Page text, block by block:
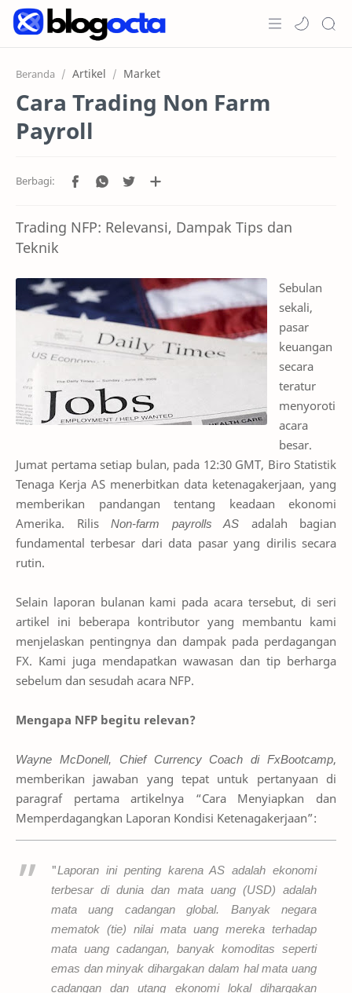
Post
Beranda Artikel Market
Cara Trading Non Farm
Payroll
Trading NFP: Relevansi, Dampak Tips dan
Teknik
Sebulan
sekali,
pasar
keuangan
secara
teratur
menyoroti
acara
besar.
Jumat pertama setiap bulan, pada 12:30 GMT, Biro Statistik
Tenaga Kerja AS menerbitkan data ketenagakerjaan, yang
memberikan pandangan tentang keadaan ekonomi
Amerika. Rilis Non-farm payrolls AS adalah bagian
fundamental terbesar dari data pasar yang dirilis secara
rutin.
Selain laporan bulanan kami pada acara tersebut, di seri
artikel ini beberapa kontributor yang membantu kami
menjelaskan pentingnya dan dampak pada perdagangan
FX. Kami juga mendapatkan wawasan dan tip berharga
sebelum dan sesudah acara NFP.
Mengapa NFP begitu relevan?
Wayne McDonell, Chief Currency Coach di FxBootcamp,
memberikan jawaban yang tepat untuk pertanyaan di
paragraf pertama artikelnya “Cara Menyiapkan dan
Memperdagangkan Laporan Kondisi Ketenagakerjaan”:
"Laporan ini penting karena AS adalah ekonomi
terbesar di dunia dan mata uang (USD) adalah
mata uang cadangan global. Banyak negara
mematok (tie) nilai mata uang mereka terhadap
mata uang cadangan, banyak komoditas seperti
emas dan minyak dihargakan dalam hal mata uang
cadangan dan utang ekonomi lokal dihargakan